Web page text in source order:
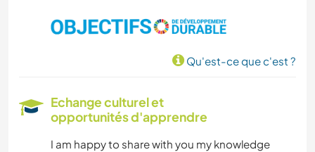
ANIMAUX DE COMPAGNIE
Qu'est-ce que c'est ?
Echange culturel et
opportunités d'apprendre
I am happy to share with you my knowledge